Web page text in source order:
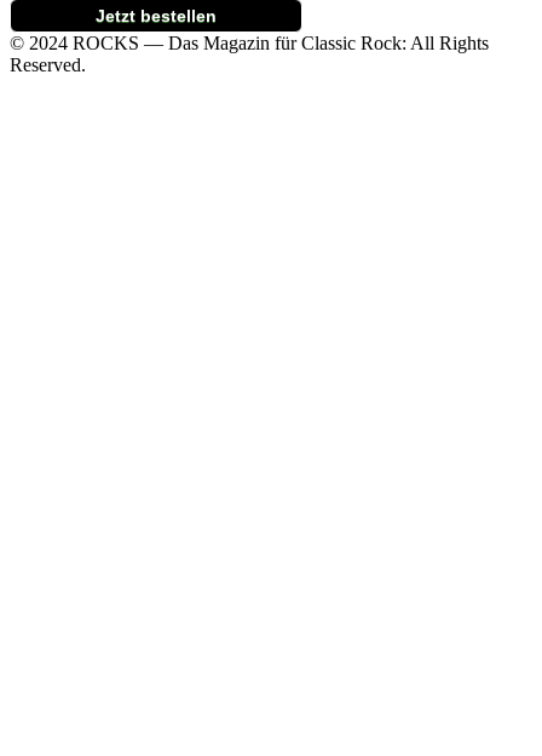
Jetzt bestellen
© 2024 ROCKS — Das Magazin für Classic Rock: All Rights
Reserved.